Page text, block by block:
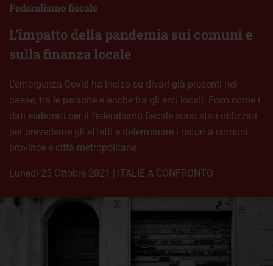
L’impatto della pandemia sui comuni e
sulla finanza locale
Federalismo fiscale
L’emergenza Covid ha inciso su divari già presenti nel
paese, tra le persone e anche tra gli enti locali. Ecco come i
dati elaborati per il federalismo fiscale sono stati utilizzati
per prevederne gli effetti e determinare i ristori a comuni,
province e città metropolitane.
lunedì 25 Ottobre 2021 | ITALIE A CONFRONTO